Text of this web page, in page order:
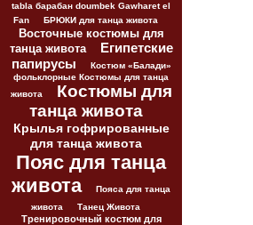
tabla барабан doumbek Gawharet el
Fan
БРЮКИ для танца живота
Восточные костюмы для
танца живота
Египетские
папирусы
Костюм «Балади»
фольклорные Костюмы для танца
живота
Костюмы для
танца живота
Крылья гофрированные
для танца живота
Пояс для танца
живота
Пояса для танца
живота
Танец Живота
Тренировочный костюм для